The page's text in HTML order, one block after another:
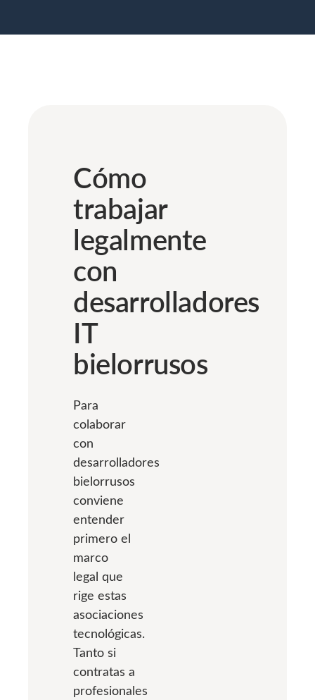
Cómo
trabajar
legalmente
con
desarrolladores
IT
bielorrusos
Para
colaborar
con
desarrolladores
bielorrusos
conviene
entender
primero el
marco
legal que
rige estas
asociaciones
tecnológicas.
Tanto si
contratas a
profesionales